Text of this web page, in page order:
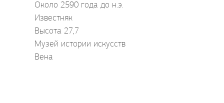
Около 2590 года до н.э.
Известняк
Высота 27,7
Музей истории искусств
Вена